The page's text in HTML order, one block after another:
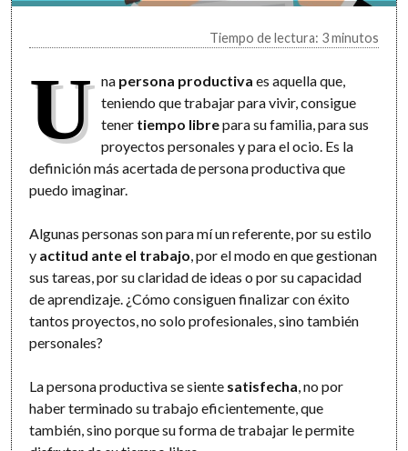
Tiempo de lectura: 3 minutos
U na persona productiva es aquella que,
teniendo que trabajar para vivir, consigue
tener tiempo librepara su familia, para sus
proyectos personales y para el ocio. Es la
definición más acertada de persona productiva que
puedo imaginar.
Algunas personas son para mí un referente, por su estilo
y actitud ante el trabajo , por el modo en que gestionan
sus tareas, por su claridad de ideas o por su capacidad
de aprendizaje. ¿Cómo consiguen finalizar con éxito
tantos proyectos, no solo profesionales, sino también
personales?
La persona productiva se siente satisfecha , no por
haber terminado su trabajo eficientemente, que
también, sino porque su forma de trabajar le permite